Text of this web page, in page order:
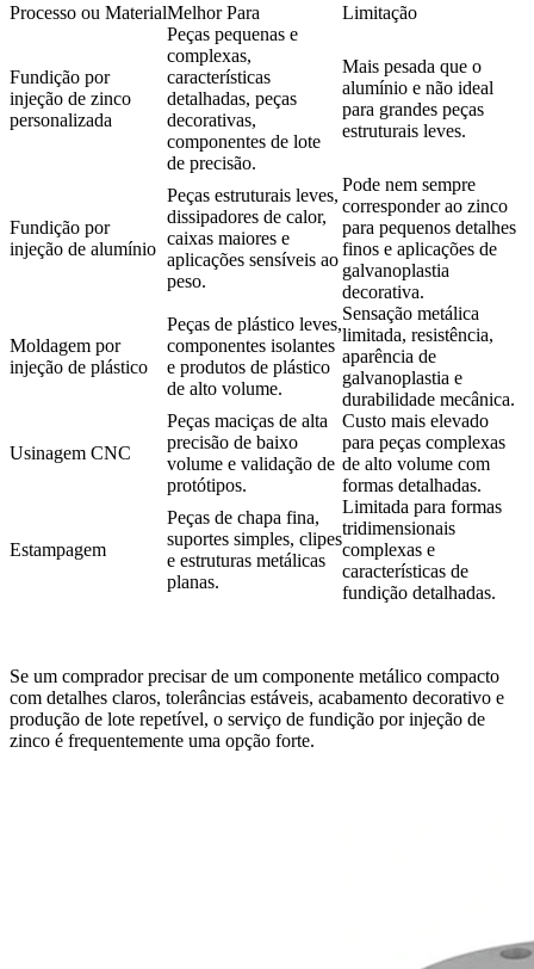
Processo ou MaterialMelhor Para Limitação
Fundição por
injeção de zinco
personalizada
Peças pequenas e
complexas,
características
detalhadas, peças
decorativas,
componentes de lote
de precisão.
Mais pesada que o
alumínio e não ideal
para grandes peças
estruturais leves.
Fundição por
injeção de alumínio
Peças estruturais leves,
dissipadores de calor,
caixas maiores e
aplicações sensíveis ao
peso.
Pode nem sempre
corresponder ao zinco
para pequenos detalhes
finos e aplicações de
galvanoplastia
decorativa.
Moldagem por
injeção de plástico
Peças de plástico leves,
componentes isolantes
e produtos de plástico
de alto volume.
Sensação metálica
limitada, resistência,
aparência de
galvanoplastia e
durabilidade mecânica.
Usinagem CNC
Peças maciças de alta
precisão de baixo
volume e validação de
protótipos.
Custo mais elevado
para peças complexas
de alto volume com
formas detalhadas.
Estampagem
Peças de chapa fina,
suportes simples, clipes
e estruturas metálicas
planas.
Limitada para formas
tridimensionais
complexas e
características de
fundição detalhadas.
Se um comprador precisar de um componente metálico compacto
com detalhes claros, tolerâncias estáveis, acabamento decorativo e
produção de lote repetível, o serviço de fundição por injeção de
zinco é frequentemente uma opção forte.